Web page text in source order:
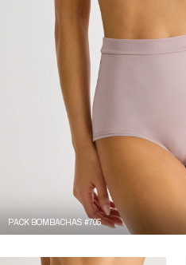
PACK BOMBACHAS #705